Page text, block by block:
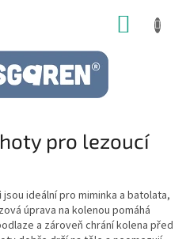
pro lezoucí
jsou ideální pro miminka a batolata,
úprava na kolenou pomáhá
a zároveň chrání kolena před